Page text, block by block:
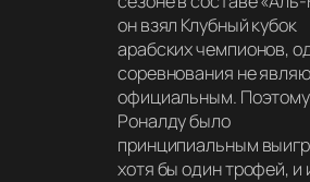
он взял Клубный кубок
арабских чемпионов,
соревнования не
официальным.
Роналду было
принципиальным
хотя бы один трофей, и